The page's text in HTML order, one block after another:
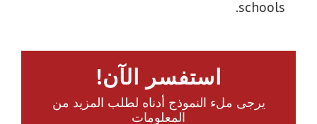
من